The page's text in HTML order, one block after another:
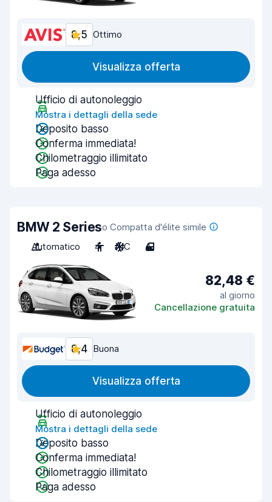
8,5 Ottimo
Visualizza offerta
Ufficio di autonoleggio
Mostra i dettagli della sede
Deposito basso
Conferma immediata!
Chilometraggio illimitato
Paga adesso
BMW 2 Serieso Compatta d'élite simile
Automatico
4 A/C 4
82,48 €
al giorno
Cancellazione gratuita
8,4 Buona
Visualizza offerta
Ufficio di autonoleggio
Mostra i dettagli della sede
Deposito basso
Conferma immediata!
Chilometraggio illimitato
Paga adesso